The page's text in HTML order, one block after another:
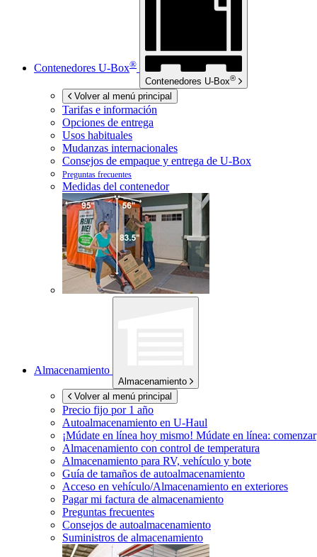
Contenedores U-Box®
Contenedores U-Box®
Volver al menú principal
Tarifas e información
Opciones de entrega
Usos habituales
Mudanzas internacionales
Consejos de empaque y entrega de U-Box
Preguntas frecuentes
Medidas del contenedor
Almacenamiento
Almacenamiento
Volver al menú principal
Precio fijo por 1 año
Autoalmacenamiento en U-Haul
¡Múdate en línea hoy mismo! Múdate en línea: comenzar
Almacenamiento con control de temperatura
Almacenamiento para RV, vehículo y bote
Guía de tamaños de autoalmacenamiento
Acceso en vehículo/Almacenamiento en exteriores
Pagar mi factura de almacenamiento
Preguntas frecuentes
Consejos de autoalmacenamiento
Suministros de almacenamiento